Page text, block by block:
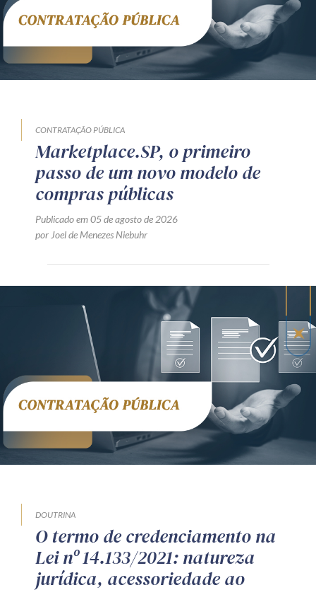
CONTRATAÇÃO PÚBLICA
Marketplace.SP, o primeiro
passo de um novo modelo de
compras públicas
Publicado em 05 de agosto de 2026
por Joel de Menezes Niebuhr
DOUTRINA
O termo de credenciamento na
Lei nº 14.133/2021: natureza
jurídica, acessoriedade ao